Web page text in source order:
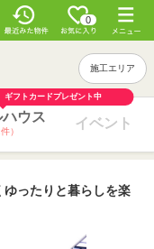
0
施工エリア
ギフトカードプレゼント中
ウス
）
イベント
ったりと暮らしを楽